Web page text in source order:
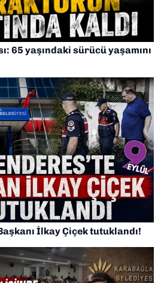
65 yaşındaki sürücü yaşamını
İlkay Çiçek tutuklandı!